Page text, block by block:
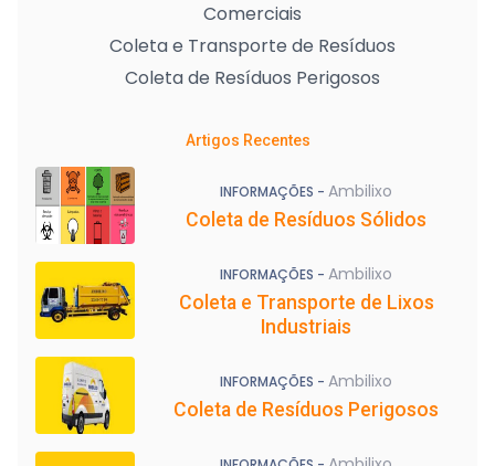
Comerciais
Coleta e Transporte de Resíduos
Coleta de Resíduos Perigosos
Artigos Recentes
INFORMAÇÕES - Ambilixo
Coleta de Resíduos Sólidos
INFORMAÇÕES - Ambilixo
Coleta e Transporte de Lixos
Industriais
INFORMAÇÕES - Ambilixo
Coleta de Resíduos Perigosos